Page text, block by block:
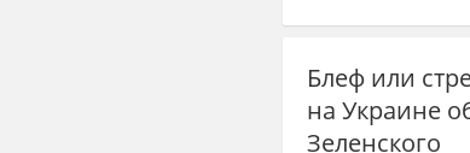
Украина
Блеф или
на Украине
Зеленского